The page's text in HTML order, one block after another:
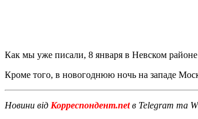
Как мы уже писали, 8 января в Невском
Кроме того, в новогоднюю ночь на западе
Новини від Корреспондент.netв Telegram та